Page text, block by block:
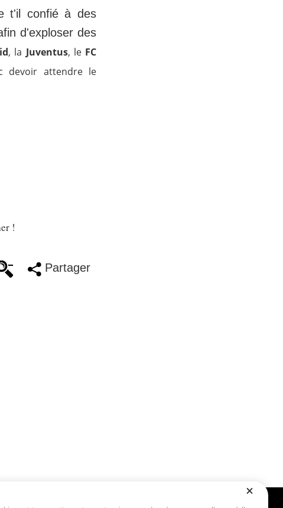
t'il confié à des
d'exploser des
, la Juventus, le FC
devoir attendre le
!
Partager